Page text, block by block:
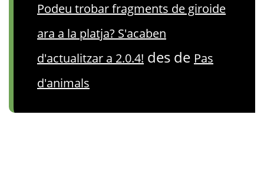
Podeu trobar fragments de giroide
ara a la platja? S'acaben
d'actualitzar a 2.0.4! des de Pas
d'animals